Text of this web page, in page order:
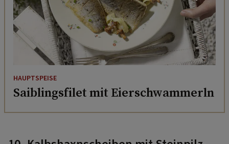
HAUPTSPEISE
Saiblingsfilet mit Eierschwammerln